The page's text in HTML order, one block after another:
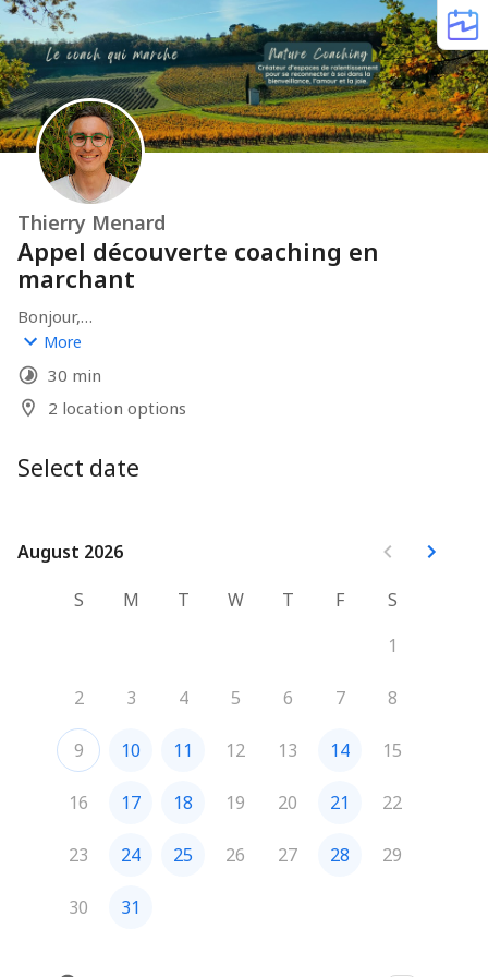
Thierry Menard
Appel découverte coaching en
marchant
Bonjour,
J'aime prendre le temps d'échanger pour comprendre
vos attentes et vos besoins.
Ce rendez-vous va nous permettre devoir si nous
manière.
Thierry
Le coach qui marche
More
30 min
2 location options
Select date
August 2026
August 2026
S
M T W T F
S
1
2 3 4 5 6 7 8
9 10 11 12 13 14 15
16 17 18 19 20 21 22
23 24 25 26 27 28 29
30 31